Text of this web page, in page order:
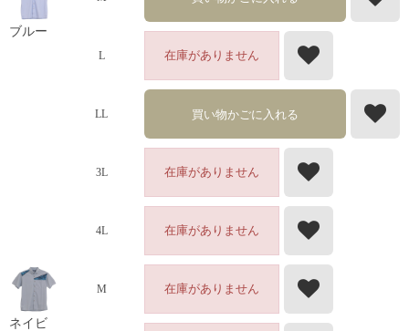
ブルー
L 在庫がありません
LL 買い物かごに入れる
3L 在庫がありません
4L 在庫がありません
ネイビ
M 在庫がありません